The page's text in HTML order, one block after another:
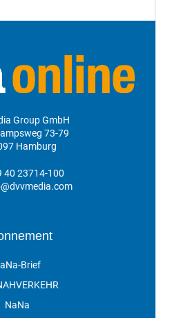
Group GmbH
73-79
Hamburg
40 23714-100
Brief
NaNa